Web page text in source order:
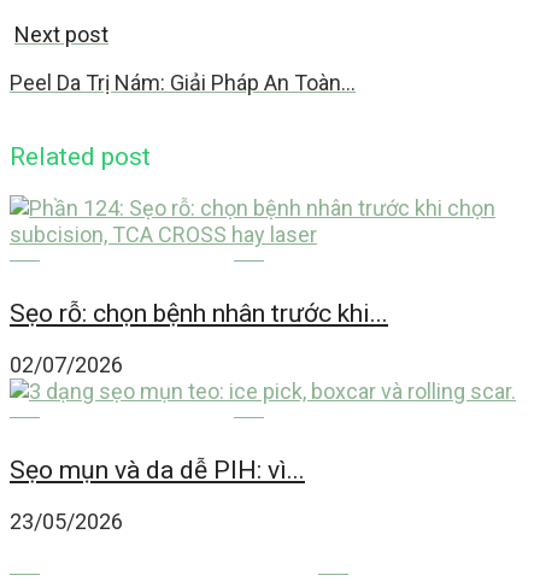
Next post
Peel Da Trị Nám: Giải Pháp An Toàn…
Related post
Sẹo rỗ: chọn bệnh nhân trước khi...
02/07/2026
Sẹo mụn và da dễ PIH: vì...
23/05/2026